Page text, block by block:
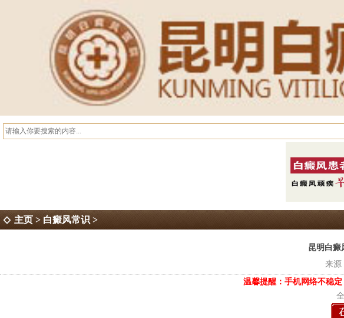
主页 > 白癜风常识 >
昆明白癜
来源
温馨提醒：手机网络不稳